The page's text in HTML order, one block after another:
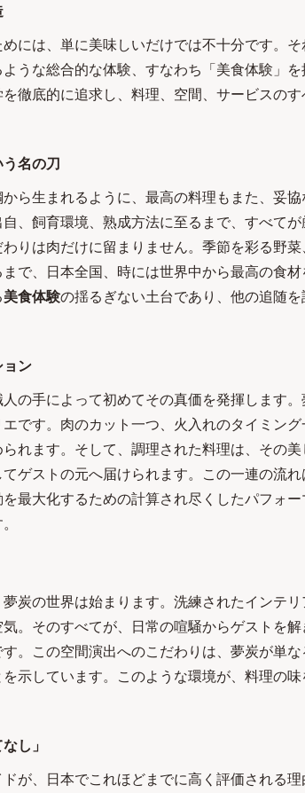
には、単に美味しいだけでは不十分です。
うな総合的な体験、すなわち「美食体験」
徹底的に追求し、料理、空間、サービスの
名の刀
ら生まれるように、最高の料理もまた、妥
、飼育環境、熟成方法に至るまで、すべて
りは肉だけに留まりません。季節を彩る野
で、日本全国、時には世界中から最高の食
美食体験の揺るぎない土台であり、他の追随
ン
の手によって初めてその真価を発揮します
です。肉のカット一つ、火入れのタイミン
れます。そして、調理された料理は、その
ゲストの元へ届けられます。この一連の流
最大化するための計算され尽くしたパフォ
炭の世界は始まります。洗練されたインテ
。そのすべてが、日常の喧騒からゲストを
。この空間演出へのこだわりは、夢炭が単
示しています。このような環境が、料理の
し」
が、日本でこれほどまでに高く評価される